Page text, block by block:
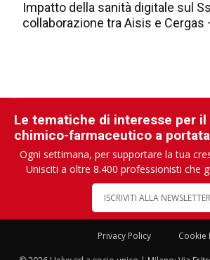
Impatto della sanità digitale sul
collaborazione tra Aisis e Cergas
Le tematiche di interesse per
chimico-farmaceutico a
Ogni settimana, per supportare la tua
Unisciti a oltre 8.400 professionisti che
ISCRIVITI ALLA NEWSLETTER
Privacy Policy Cookie